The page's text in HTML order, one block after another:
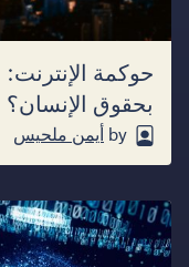
حوكمة الإنترنت:
بحقوق الإنسان؟
by أيمن ملحيس